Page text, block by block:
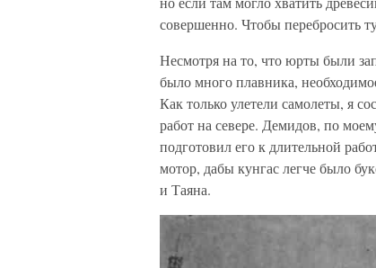
совершенно. Чтобы перебросить
Несмотря на то, что юрты были
было много плавника,
Как только улетели самолеты, я
работ на севере. Демидов, по
подготовил его к длительной
мотор, дабы кунгас легче было
и Таяна.